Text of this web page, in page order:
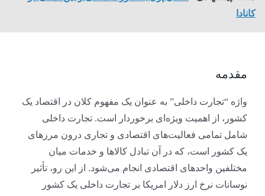
کانادا
مقدمه
واژه “تجارت داخلی” به عنوان یک مفهوم کلان در اقتصاد یک
کشور، از اهمیت ویژه‌ای برخوردار است. تجارت داخلی
شامل تمامی فعالیت‌های اقتصادی و تجاری درون مرزهای
یک کشور است، که در آن تبادل کالاها و خدمات میان
مختلفین واحدهای اقتصادی انجام می‌شود. از این رو، تأثیر
نوسانات نرخ ارز دلار امریکا بر تجارت داخلی یک کشور